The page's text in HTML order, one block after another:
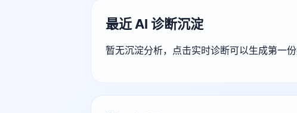
最近 AI 诊断沉淀
暂无沉淀分析，点击实时诊断可以生成第一份